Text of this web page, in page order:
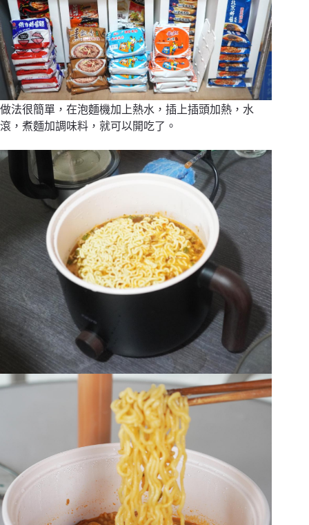
做法很簡單，在泡麵機加上熱水，插上插頭加熱，水
滾，煮麵加調味料，就可以開吃了。